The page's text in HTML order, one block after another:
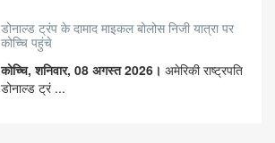
डोनाल्ड ट्रंप के दामाद माइकल बोलोस निजी यात्रा पर
कोच्चि पहुंचे
कोच्चि, शनिवार, 08 अगस्त 2026। अमेरिकी राष्ट्रपति
डोनाल्ड ट्रं ...